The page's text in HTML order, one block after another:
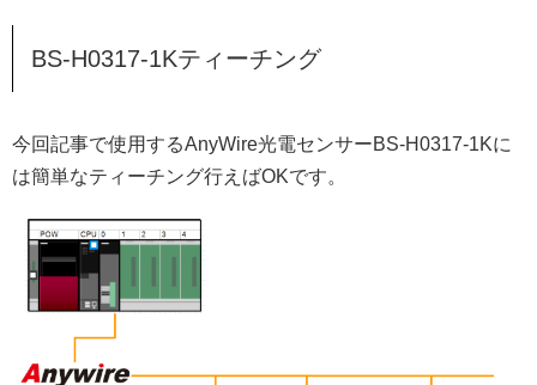
BS-H0317-1Kティーチング
今回記事で使用するAnyWire光電センサーBS-H0317-1Kに
は簡単なティーチング行えばOKです。